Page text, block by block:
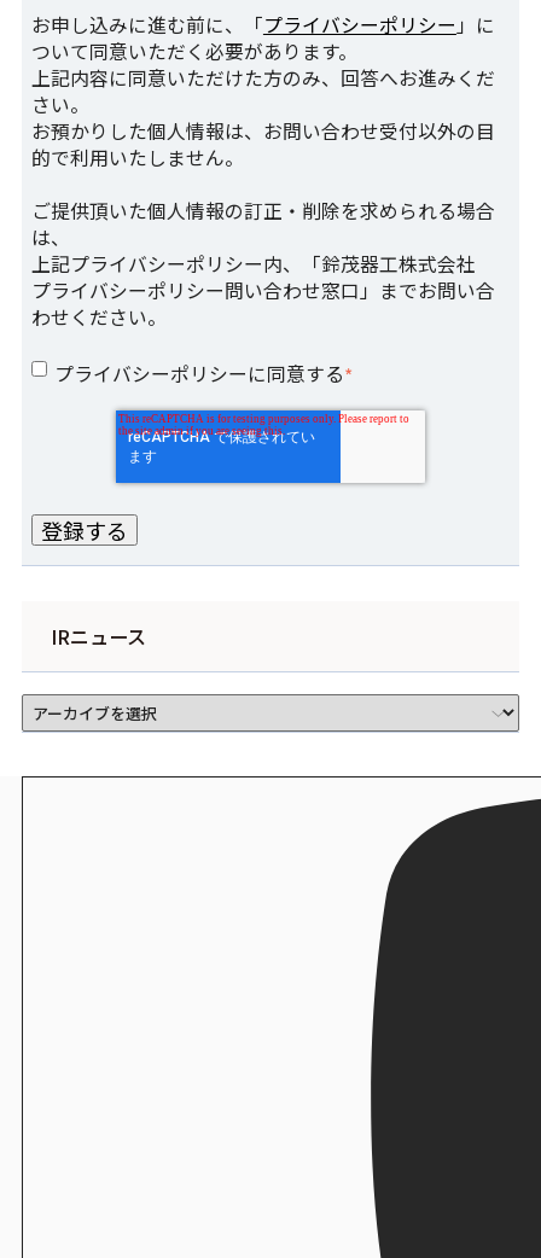
お申し込みに進む前に、「プライバシーポリシー 」に
ついて同意いただく必要があります。
上記内容に同意いただけた方のみ、回答へお進みくだ
さい。
お預かりした個人情報は、お問い合わせ受付以外の目
的で利用いたしません。
ご提供頂いた個人情報の訂正・削除を求められる場合
は、
上記プライバシーポリシー内、「鈴茂器工株式会社
プライバシーポリシー問い合わせ窓口」までお問い合
わせください。
プライバシーポリシーに同意する*
IRニュース